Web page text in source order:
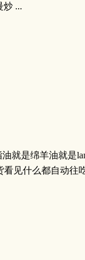
炒 ...
就是绵羊油就是
见什么都自动往